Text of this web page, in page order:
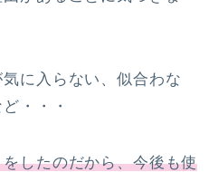
に入らない、似合わな
・・・
したのだから、今後も使